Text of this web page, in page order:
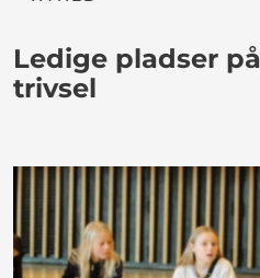
Ledige pladser
trivsel